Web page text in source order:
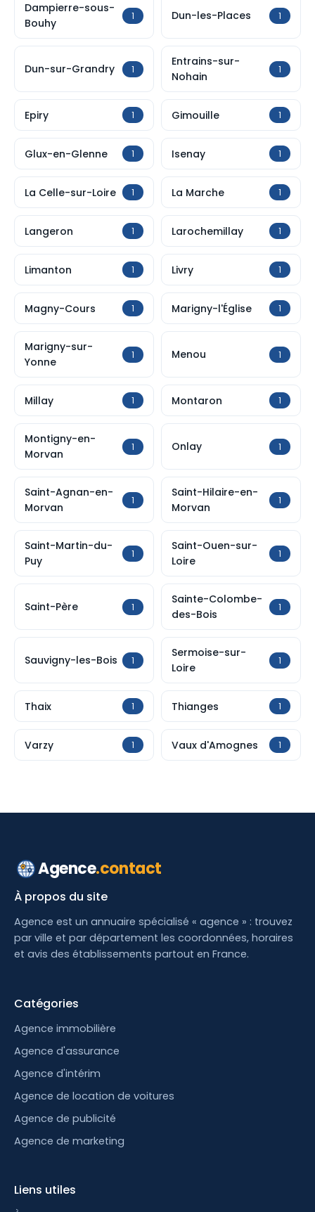
Dampierre-sous-
Bouhy
1 Dun-les-Places 1
Dun-sur-Grandry 1
Entrains-sur-
Nohain
1
Epiry 1 Gimouille 1
Glux-en-Glenne 1 Isenay 1
La Celle-sur-Loire 1 La Marche 1
Langeron 1 Larochemillay 1
Limanton 1 Livry 1
Magny-Cours 1 Marigny-l'Église 1
Marigny-sur-
Yonne
1 Menou 1
Millay 1 Montaron 1
Montigny-en-
Morvan
1 Onlay 1
Saint-Agnan-en-
Morvan
1
Saint-Hilaire-en-
Morvan
1
Saint-Martin-du-
Puy
1
Saint-Ouen-sur-
Loire
1
Saint-Père 1
Sainte-Colombe-
des-Bois
1
Sauvigny-les-Bois 1
Sermoise-sur-
Loire
1
Thaix 1 Thianges 1
Varzy 1 Vaux d'Amognes 1
Agence.contact
À propos du site
Agence est un annuaire spécialisé « agence » : trouvez
par ville et par département les coordonnées, horaires
et avis des établissements partout en France.
Catégories
Agence immobilière
Agence d'assurance
Agence d'intérim
Agence de location de voitures
Agence de publicité
Agence de marketing
Liens utiles